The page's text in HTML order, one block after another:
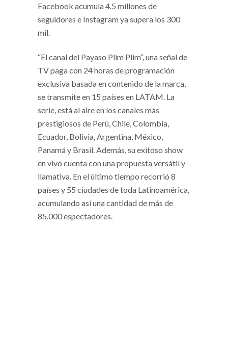
Facebook acumula 4.5 millones de
seguidores e Instagram ya supera los 300
mil.
“El canal del Payaso Plim Plim”, una señal de
TV paga con 24 horas de programación
exclusiva basada en contenido de la marca,
se transmite en 15 países en LATAM. La
serie, está al aire en los canales más
prestigiosos de Perú, Chile, Colombia,
Ecuador, Bolivia, Argentina, México,
Panamá y Brasil. Además, su exitoso show
en vivo cuenta con una propuesta versátil y
llamativa. En el último tiempo recorrió 8
países y 55 ciudades de toda Latinoamérica,
acumulando así una cantidad de más de
85.000 espectadores.